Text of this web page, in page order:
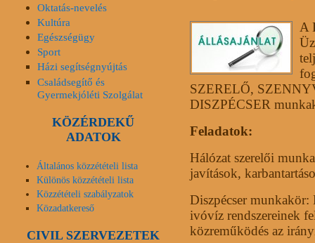
A
SZERELŐ,
DISZPÉCSER
Feladatok:
Hálózat szerelői
javítások,
Diszpécser munkakör:
ivóvíz rendszereinek
közreműködés az
Oktatás-nevelés
Kultúra
Egészségügy
Sport
Házi segítségnyújtás
Családsegítő és
Gyermekjóléti Szolgálat
KÖZÉRDEKŰ
ADATOK
Általános közzétételi lista
Különös közzétételi lista
Közzétételi szabályzatok
Közadatkereső
CIVIL SZERVEZETEK